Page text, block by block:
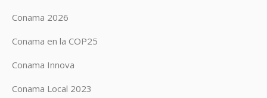
Conama 2026
Conama en la COP25
Conama Innova
Conama Local 2023